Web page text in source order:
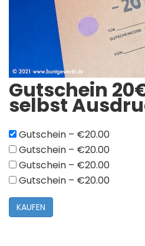
Gutschein
selbst
Gutschein – €20.00
Gutschein – €20.00
Gutschein – €20.00
Gutschein – €20.00
KAUFEN